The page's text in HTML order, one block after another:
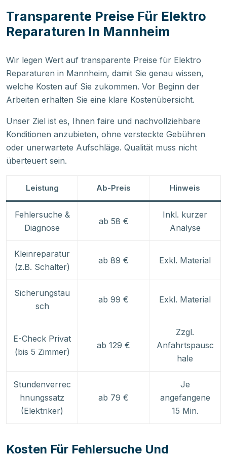
Transparente Preise Für Elektro
Reparaturen In Mannheim
Wir legen Wert auf transparente Preise für Elektro
Reparaturen in Mannheim, damit Sie genau wissen,
welche Kosten auf Sie zukommen. Vor Beginn der
Arbeiten erhalten Sie eine klare Kostenübersicht.
Unser Ziel ist es, Ihnen faire und nachvollziehbare
Konditionen anzubieten, ohne versteckte Gebühren
oder unerwartete Aufschläge. Qualität muss nicht
überteuert sein.
Leistung Ab-Preis Hinweis
Fehlersuche &
Diagnose
ab 58 €
Inkl. kurzer
Analyse
Kleinreparatur
(z.B. Schalter)
ab 89 € Exkl. Material
Sicherungstau
sch
ab 99 € Exkl. Material
E-Check Privat
(bis 5 Zimmer)
ab 129 €
Zzgl.
Anfahrtspausc
hale
Stundenverrec
hnungssatz
(Elektriker)
ab 79 €
Je
angefangene
15 Min.
Kosten Für Fehlersuche Und